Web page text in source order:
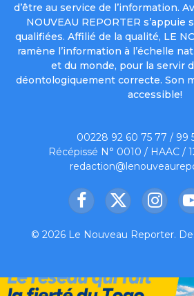
d’être au service de l’information.
NOUVEAU REPORTER s’appuie
qualifiées. Affilié de la qualité, LE
ramène l’information à l’échelle
et du monde, pour la servir
déontologiquement correcte. Son
accessible!
00228 92 60 75 77 / 99
Récépissé N° 0010 / HAAC /
Facebook
X
© 2026 Le Nouveau Reporter.